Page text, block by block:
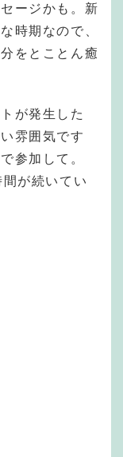
ージかも。新
時期なので、
をとことん癒
が発生した
雰囲気です
参加して。
が続いてい